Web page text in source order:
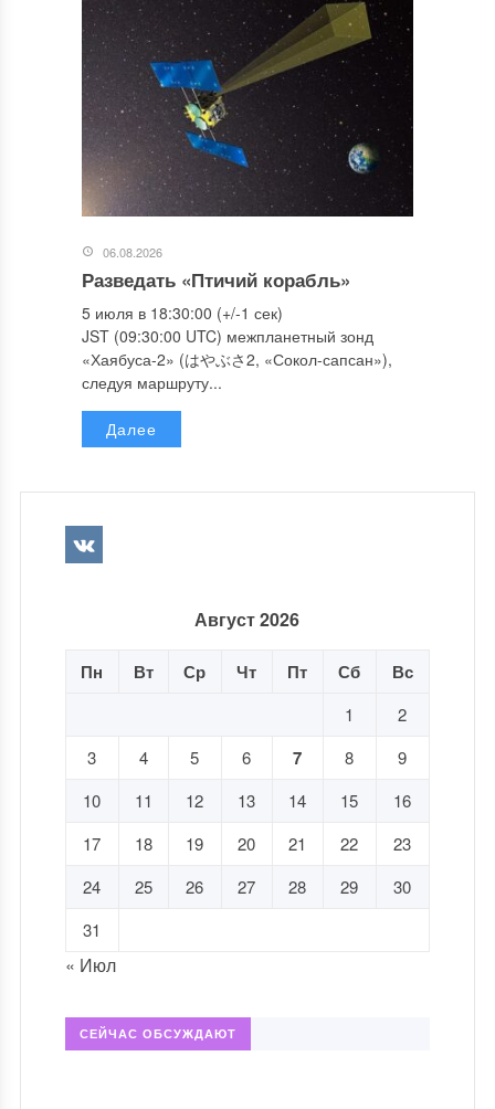
06.08.2026
Разведать «Птичий корабль»
5 июля в 18:30:00 (+/-1 сек)
JST (09:30:00 UTC) межпланетный зонд
«Хаябуса-2» (はやぶさ2, «Сокол-сапсан»),
следуя маршруту...
Далее
Август 2026
Пн Вт Ср Чт Пт Сб Вс
1
2
3
4 5 6 7 8
9
10
11 12 13 14 15
16
17
18 19 20 21 22
23
24
25 26 27 28 29
30
31
« Июл
СЕЙЧАС ОБСУЖДАЮТ